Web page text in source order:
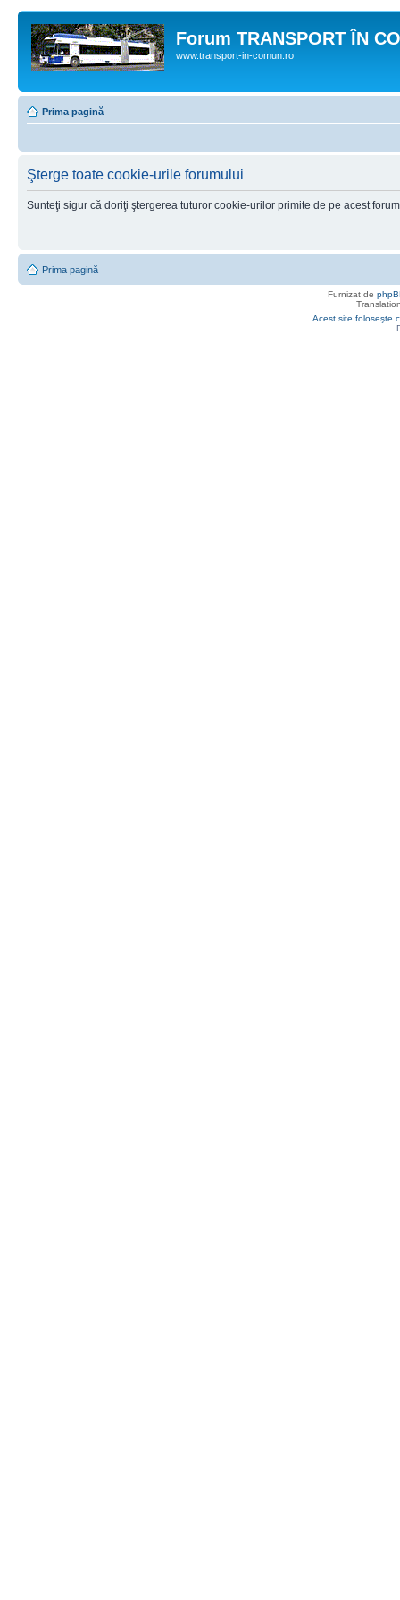
Forum TRANSPORT ÎN
www.transport-in-comun.ro
Prima pagină
Şterge toate cookie-urile forumului
Sunteţi sigur că doriţi ştergerea tuturor cookie-urilor primite de pe acest
Prima pagină
Furnizat de
Acest site foloseşte